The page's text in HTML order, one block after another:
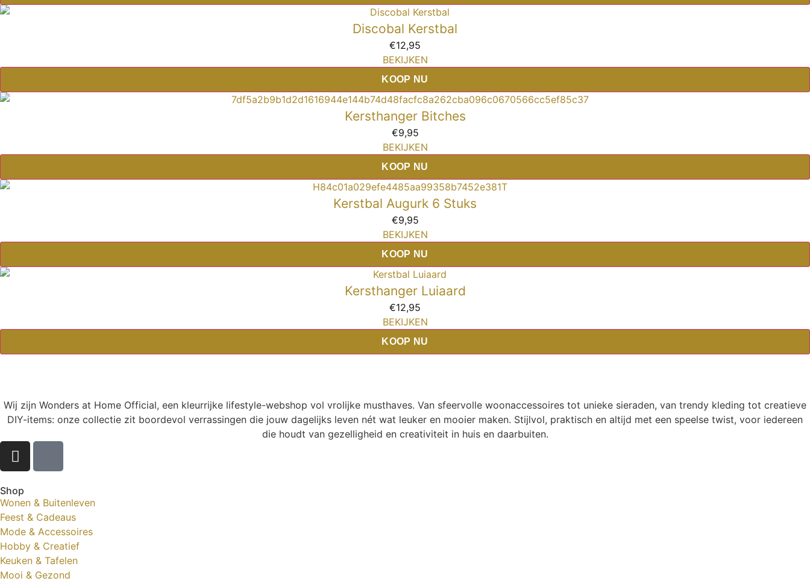
Discobal Kerstbal
€12,95
BEKIJKEN
KOOP NU
Kersthanger Bitches
€9,95
BEKIJKEN
KOOP NU
Kerstbal Augurk 6 Stuks
€9,95
BEKIJKEN
KOOP NU
Kersthanger Luiaard
€12,95
BEKIJKEN
KOOP NU
Wij zijn Wonders at Home Official, een kleurrijke lifestyle-webshop vol vrolijke musthaves. Van sfeervolle woonaccessoires tot unieke sieraden, van trendy kleding tot creatieve
DIY-items: onze collectie zit boordevol verrassingen die jouw dagelijks leven nét wat leuker en mooier maken. Stijlvol, praktisch en altijd met een speelse twist, voor iedereen
die houdt van gezelligheid en creativiteit in huis en daarbuiten.
Shop
Wonen & Buitenleven
Feest & Cadeaus
Mode & Accessoires
Hobby & Creatief
Keuken & Tafelen
Mooi & Gezond